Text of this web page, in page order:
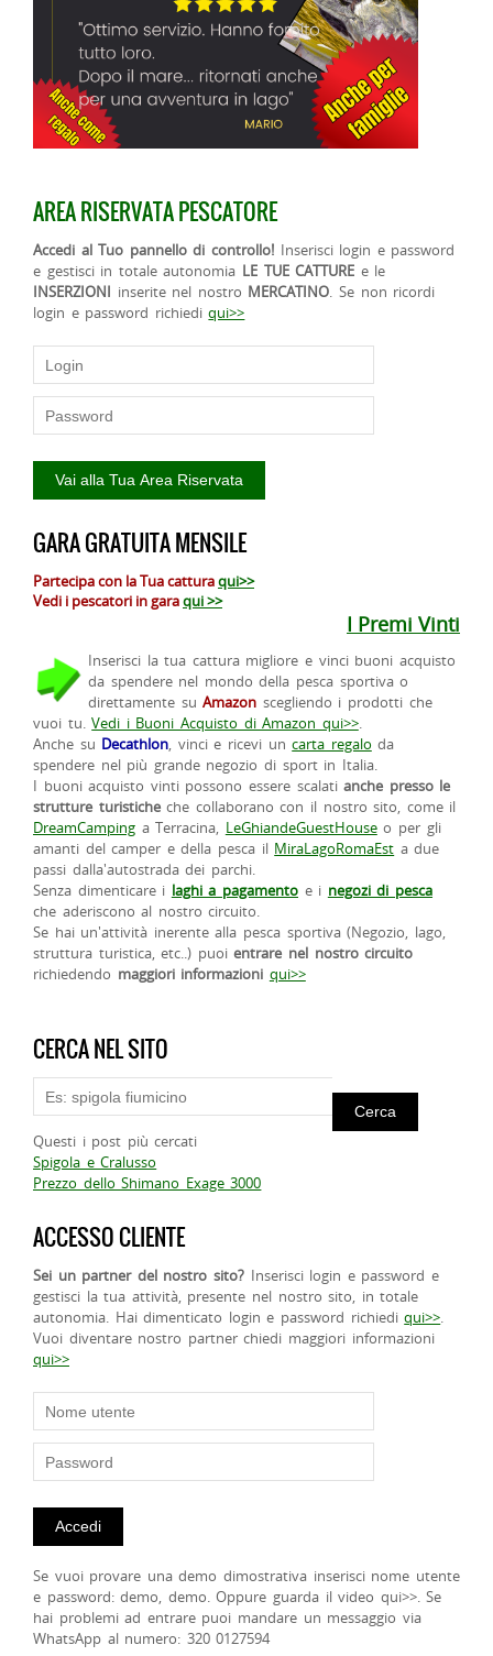
AREA RISERVATA PESCATORE
Accedi al Tuo pannello di controllo! Inserisci login e password
e gestisci in totale autonomia LE TUE CATTURE e le
INSERZIONI inserite nel nostro MERCATINO. Se non ricordi
login e password richiediqui>>
GARA GRATUITA MENSILE
Partecipa con la Tua catturaqui>>
Vedi i pescatori in garaqui >>
I Premi Vinti
Inserisci la tua cattura migliore e vinci buoni acquisto
da spendere nel mondo della pesca sportiva o
direttamente suAmazon scegliendo i prodotti che
vuoi tu.Vedi i Buoni Acquisto di Amazon qui>>.
Anche su Decathlon, vinci e ricevi uncarta regalo da
spendere nel più grande negozio di sport in Italia.
I buoni acquisto vinti possono essere scalatianche presso le
strutture turisticheche collaborano con il nostro sito, come il
DreamCamping a Terracina, LeGhiandeGuestHouseo per gli
amanti del camper e della pesca il MiraLagoRomaEst a due
passi dalla'autostrada dei parchi.
Senza dimenticare i laghi a pagamento e i negozi di pesca
che aderiscono al nostro circuito.
Se hai un'attività inerente alla pesca sportiva (Negozio, lago,
struttura turistica, etc..) puoientrare nel nostro circuito
richiedendo maggiori informazioni qui>>
CERCA NEL SITO
Questi i post più cercati
Spigola e Cralusso
Prezzo dello Shimano Exage 3000
ACCESSO CLIENTE
Sei un partner del nostro sito? Inserisci login e password e
gestisci la tua attività, presente nel nostro sito, in totale
autonomia. Hai dimenticato login e password richiediqui>>.
Vuoi diventare nostro partner chiedi maggiori informazioni
qui>>
Se vuoi provare una demo dimostrativa inserisci nome utente
e password: demo, demo. Oppure guarda il video qui>>. Se
hai problemi ad entrare puoi mandare un messaggio via
WhatsApp al numero: 320 0127594